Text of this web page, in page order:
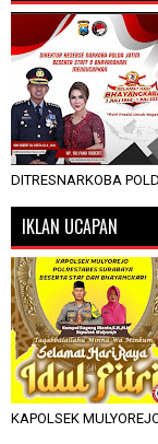
DITRESNARKOBA
IKLAN UCAPAN
KAPOLSEK